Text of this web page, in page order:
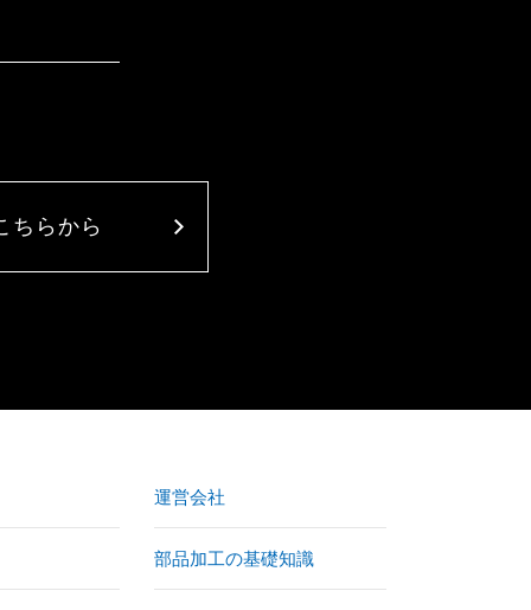
ちらから
運営会社
部品加工の基礎知識